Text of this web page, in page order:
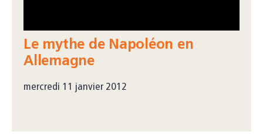
Le mythe de Napoléon en
Allemagne
mercredi 11 janvier 2012